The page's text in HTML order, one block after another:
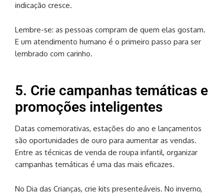
indicação cresce.
Lembre-se: as pessoas compram de quem elas gostam.
E um atendimento humano é o primeiro passo para ser
lembrado com carinho.
5. Crie campanhas temáticas e
promoções inteligentes
Datas comemorativas, estações do ano e lançamentos
são oportunidades de ouro para aumentar as vendas.
Entre as técnicas de venda de roupa infantil, organizar
campanhas temáticas é uma das mais eficazes.
No Dia das Crianças, crie kits presenteáveis. No inverno,